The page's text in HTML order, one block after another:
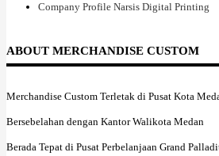
Company Profile Narsis Digital Printing
ABOUT MERCHANDISE CUSTOM
Merchandise Custom Terletak di Pusat Kota
Bersebelahan dengan Kantor Walikota Medan
Berada Tepat di Pusat Perbelanjaan Grand